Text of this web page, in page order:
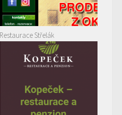
Restaurace Střelák